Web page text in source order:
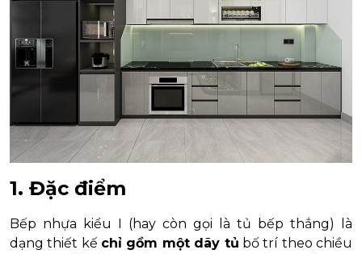
1. Đặc điểm
Bếp nhựa kiểu I (hay còn gọi là tủ bếp thẳng) là
dạng thiết kế chỉ gồm một dãy tủ bố trí theo chiều